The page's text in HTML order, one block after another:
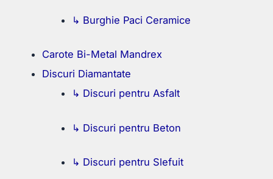
↳ Burghie Paci Ceramice
Carote Bi-Metal Mandrex
Discuri Diamantate
↳ Discuri pentru Asfalt
↳ Discuri pentru Beton
↳ Discuri pentru Slefuit